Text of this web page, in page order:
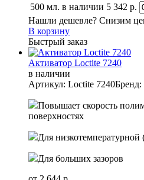
500 мл. в наличии 5 342 р.
Нашли дешевле? Снизим
В корзину
Быстрый заказ
Активатор Loctite 7240
в наличии
Артикул: Loctite 7240Бренд:
Повышает скорость
поверхностях
Для
Для больших зазоров